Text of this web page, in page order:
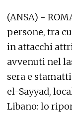
(ANSA) -
persone, tra
in attacchi
avvenuti nel
sera e
el-Sayyad,
Libano: lo